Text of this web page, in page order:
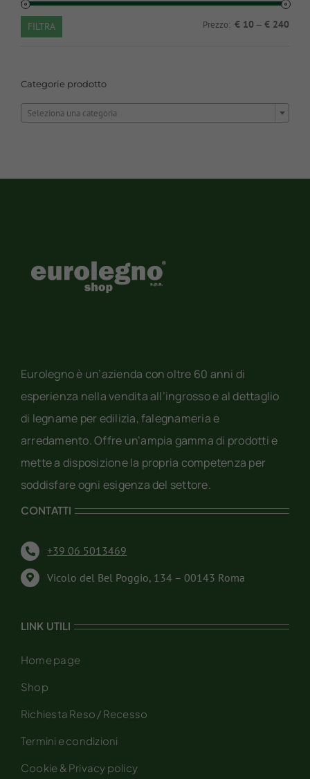
FILTRA Prezzo: € 10 — € 240
Categorie prodotto
Seleziona una categoria
Eurolegno è un’azienda con oltre 60 anni di
esperienza nella vendita all’ingrosso e al dettaglio
di legname per edilizia, falegnameria e
arredamento. Offre un’ampia gamma di prodotti e
mette a disposizione la propria competenza per
soddisfare ogni esigenza del settore.
CONTATTI
+39 06 5013469
Vicolo del Bel Poggio, 134 – 00143 Roma
LINK UTILI
Home page
Shop
Richiesta Reso / Recesso
Termini e condizioni
Cookie & Privacy policy